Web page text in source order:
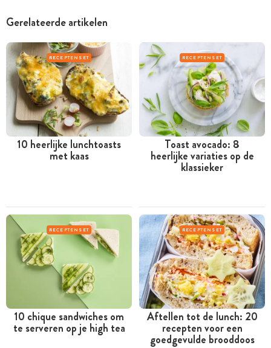
Gerelateerde artikelen
RECEPTENSET
10 heerlijke lunchtoasts
met kaas
RECEPTENSET
Toast avocado: 8
heerlijke variaties op de
klassieker
RECEPTENSET
10 chique sandwiches om
te serveren op je high tea
RECEPTENSET
Aftellen tot de lunch: 20
recepten voor een
goedgevulde brooddoos